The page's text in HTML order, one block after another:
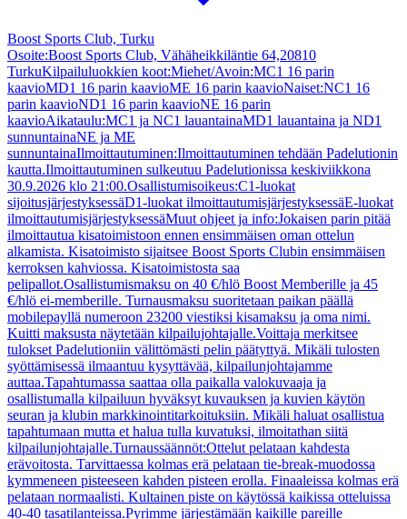
Boost Sports Club, Turku
Osoite:Boost Sports Club, Vähäheikkiläntie 64,20810
TurkuKilpailuluokkien koot:Miehet/Avoin:MC1 16 parin
kaavioMD1 16 parin kaavioME 16 parin kaavioNaiset:NC1 16
parin kaavioND1 16 parin kaavioNE 16 parin
kaavioAikataulu:MC1 ja NC1 lauantainaMD1 lauantaina ja ND1
sunnuntainaNE ja ME
sunnuntainaIlmoittautuminen:Ilmoittautuminen tehdään Padelutionin
kautta.Ilmoittautuminen sulkeutuu Padelutionissa keskiviikkona
30.9.2026 klo 21:00.Osallistumisoikeus:C1-luokat
sijoitusjärjestyksessäD1-luokat ilmoittautumisjärjestyksessäE-luokat
ilmoittautumisjärjestyksessäMuut ohjeet ja info:Jokaisen parin pitää
ilmoittautua kisatoimistoon ennen ensimmäisen oman ottelun
alkamista. Kisatoimisto sijaitsee Boost Sports Clubin ensimmäisen
kerroksen kahviossa. Kisatoimistosta saa
pelipallot.Osallistumismaksu on 40 €/hlö Boost Memberille ja 45
€/hlö ei-memberille. Turnausmaksu suoritetaan paikan päällä
mobilepayllä numeroon 23200 viestiksi kisamaksu ja oma nimi.
Kuitti maksusta näytetään kilpailujohtajalle.Voittaja merkitsee
tulokset Padelutioniin välittömästi pelin päätyttyä. Mikäli tulosten
syöttämisessä ilmaantuu kysyttävää, kilpailunjohtajamme
auttaa.Tapahtumassa saattaa olla paikalla valokuvaaja ja
osallistumalla kilpailuun hyväksyt kuvauksen ja kuvien käytön
seuran ja klubin markkinointitarkoituksiin. Mikäli haluat osallistua
tapahtumaan mutta et halua tulla kuvatuksi, ilmoitathan siitä
kilpailunjohtajalle.Turnaussäännöt:Ottelut pelataan kahdesta
erävoitosta. Tarvittaessa kolmas erä pelataan tie-break-muodossa
kymmeneen pisteeseen kahden pisteen erolla. Finaaleissa kolmas erä
pelataan normaalisti. Kultainen piste on käytössä kaikissa otteluissa
40-40 tasatilanteissa.Pyrimme järjestämään kaikille pareille